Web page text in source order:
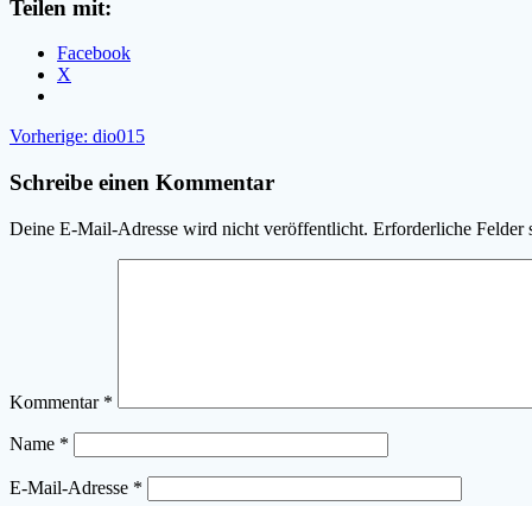
Teilen mit:
Facebook
X
Beitragsnavigation
Vorherige: Vorheriger
dio015
Schreibe einen Kommentar
Deine E-Mail-Adresse wird nicht veröffentlicht. Erforderliche Felder
Kommentar *
Name *
E-Mail-Adresse *